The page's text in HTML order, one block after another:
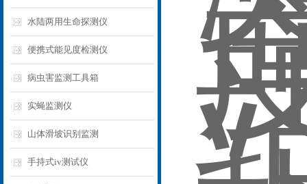
水陆两用生命探测仪
便携式能见度检测仪
病虫害监测工具箱
实蝇监测仪
山体滑坡识别监测
手持式iv测试仪